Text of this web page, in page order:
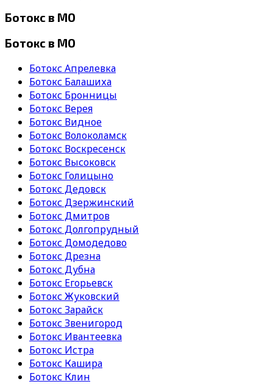
Ботокс в МО
Ботокс в МО
Ботокс Апрелевка
Ботокс Балашиха
Ботокс Бронницы
Ботокс Верея
Ботокс Видное
Ботокс Волоколамск
Ботокс Воскресенск
Ботокс Высоковск
Ботокс Голицыно
Ботокс Дедовск
Ботокс Дзержинский
Ботокс Дмитров
Ботокс Долгопрудный
Ботокс Домодедово
Ботокс Дрезна
Ботокс Дубна
Ботокс Егорьевск
Ботокс Жуковский
Ботокс Зарайск
Ботокс Звенигород
Ботокс Ивантеевка
Ботокс Истра
Ботокс Кашира
Ботокс Клин